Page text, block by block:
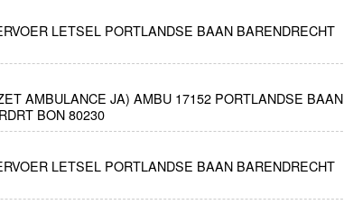
LETSEL PORTLANDSE BAAN BARENDRECHT
AMBULANCE JA) AMBU 17152 PORTLANDSE BAAN
BON 80230
LETSEL PORTLANDSE BAAN BARENDRECHT